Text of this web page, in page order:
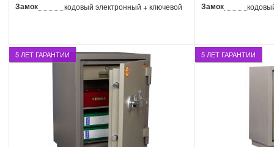
Замок кодовый электронный + ключевой
Замок
5 ЛЕТ ГАРАНТИИ 5 ЛЕТ ГАРАНТИИ